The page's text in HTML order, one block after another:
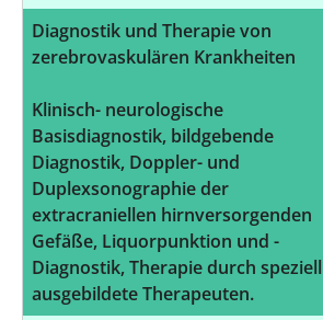
Diagnostik und Therapie von
zerebrovaskulären Krankheiten
Klinisch- neurologische
Basisdiagnostik, bildgebende
Diagnostik, Doppler- und
Duplexsonographie der
extracraniellen hirnversorgenden
Gefäße, Liquorpunktion und -
Diagnostik, Therapie durch speziell
ausgebildete Therapeuten.